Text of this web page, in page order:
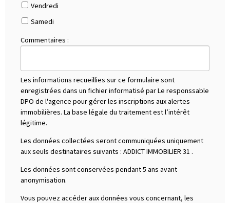
Vendredi
Samedi
Commentaires :
Les informations recueillies sur ce formulaire sont
enregistrées dans un fichier informatisé par Le responssable
DPO de l'agence pour gérer les inscriptions aux alertes
immobilières. La base légale du traitement est l’intérêt
légitime.
Les données collectées seront communiquées uniquement
aux seuls destinataires suivants : ADDICT IMMOBILIER 31 .
Les données sont conservées pendant 5 ans avant
anonymisation.
Vous pouvez accéder aux données vous concernant, les